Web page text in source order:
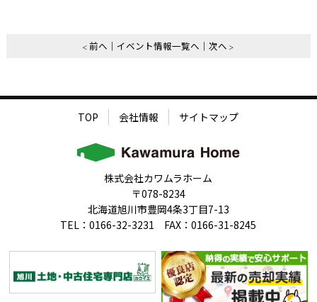
前へ イベント情報一覧へ 次へ
TOP 会社情報 サイトマップ
株式会社カワムラホーム
〒078-8234
北海道旭川市豊岡4条3丁目7-13
TEL：0166-32-3231 FAX：0166-31-8245